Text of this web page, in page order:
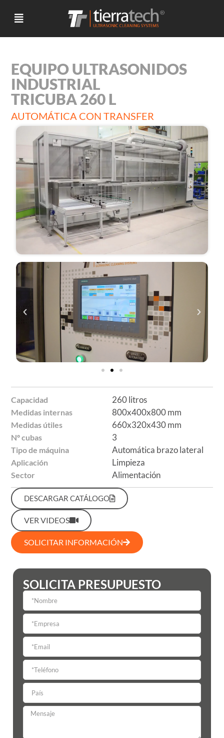
SOLICITA PRESUPUESTO
EQUIPO ULTRASONIDOS
INDUSTRIAL
TRICUBA 260 L
AUTOMÁTICA CON TRANSFER
Capacidad 260 litros
Medidas internas 800x400x800 mm
Medidas útiles 660x320x430 mm
Nº cubas 3
Tipo de máquina Automática brazo lateral
Aplicación Limpieza
Sector Alimentación
DESCARGAR CATÁLOGO
VER VIDEOS
SOLICITAR INFORMACIÓN